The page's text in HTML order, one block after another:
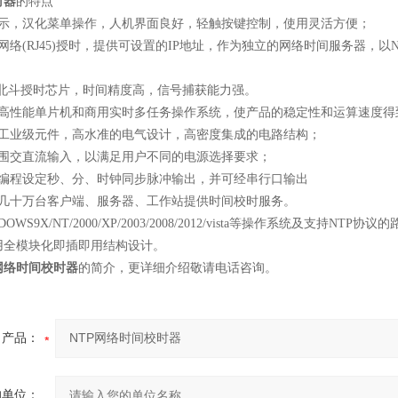
，汉化菜单操作，人机界面良好，轻触按键控制，使用灵活方便；
络(RJ45)授时，提供可设置的IP地址，作为独立的网络时间服务器，以
斗授时芯片，时间精度高，信号捕获能力强。
性能单片机和商用实时多任务操作系统，使产品的稳定性和运算速度
业级元件，高水准的电气设计，高密度集成的电路结构；
交直流输入，以满足用户不同的电源选择要求；
程设定秒、分、时钟同步脉冲输出，并可经串行口输出
十万台客户端、服务器、工作站提供时间校时服务。
NT/2000/XP/2003/2008/2012/vista等操作系统及支持NTP协议的
模块化即插即用结构设计。
络时间校时器的简介，更详细介绍敬请电话咨询。
产品：
位：